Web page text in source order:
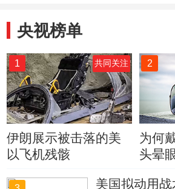
央视榜单
1 共同关注
伊朗展示被击落的美
以飞机残骸
2
为何
头晕
美国拟动用